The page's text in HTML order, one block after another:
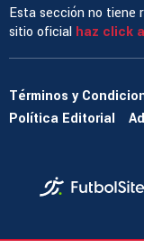
Esta sección no tiene
sitio oficial haz click
Términos y
Política Editorial